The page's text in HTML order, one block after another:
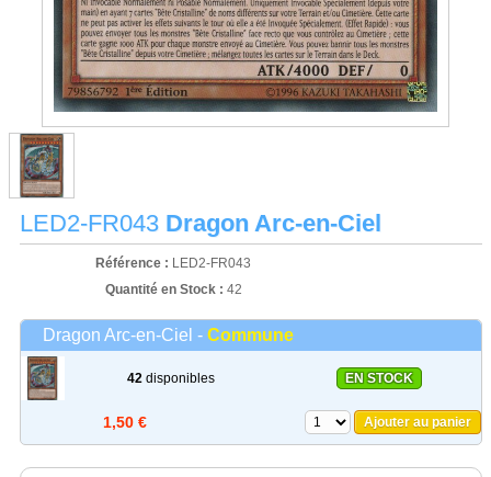
LED2-FR043 Dragon Arc-en-Ciel
Référence : LED2-FR043
Quantité en Stock : 42
Dragon Arc-en-Ciel - Commune
42 disponibles EN STOCK
1,50 € Ajouter au panier